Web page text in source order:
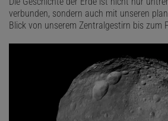
verbunden, sondern auch mit unseren
Blick von unserem Zentralgestirn bis zum